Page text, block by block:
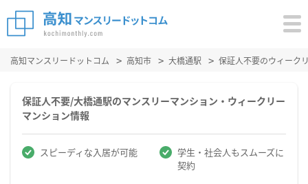
高知マンスリードットコム 高知市 大橋通駅 保証人不要のウィーク
保証人不要/大橋通駅のマンスリーマンション・ウィークリー
マンション情報
スピーディな入居が可能
学生・社会人もスムーズに
契約